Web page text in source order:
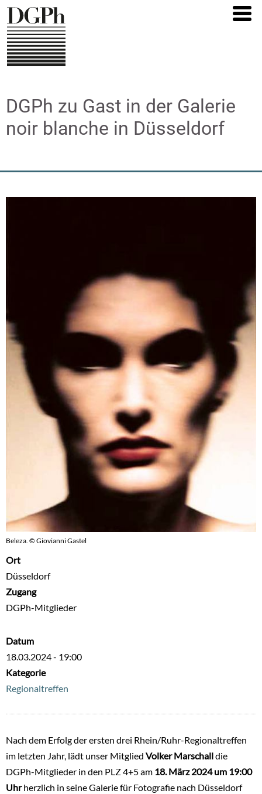
Direkt
zum
Inhalt
DGPh zu Gast in der Galerie
noir blanche in Düsseldorf
Beleza. © Giovianni Gastel
Ort
Düsseldorf
Zugang
DGPh-Mitglieder
Datum
18.03.2024 - 19:00
Kategorie
Regionaltreffen
Nach dem Erfolg der ersten drei Rhein/Ruhr-Regionaltreffen
im letzten Jahr, lädt unser Mitglied Volker Marschalldie
DGPh-Mitglieder in den PLZ 4+5 am 18. März 2024 um 19:00
Uhrherzlich in seine Galerie für Fotografie nach Düsseldorf